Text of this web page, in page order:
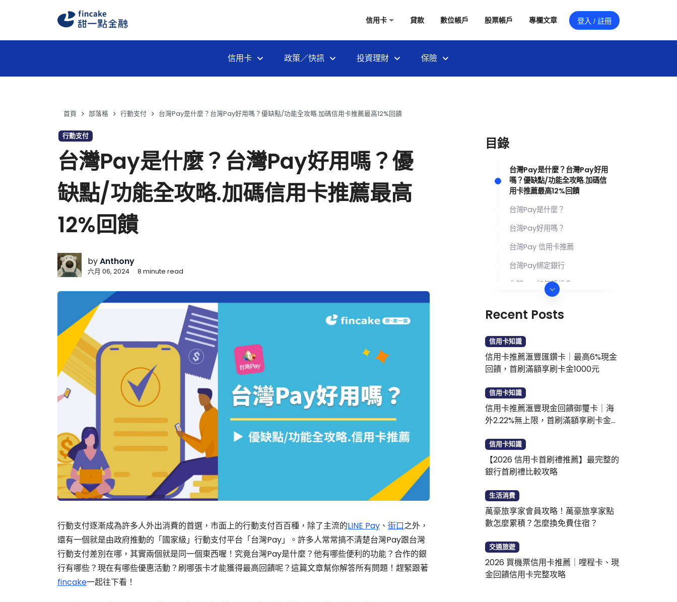
信用卡 貸款 數位帳戶 股票帳戶 專欄文章 登入 / 註冊
信用卡 政策／快訊 投資理財 保險
首頁 部落格 行動支付 台灣Pay是什麼？台灣Pay好用嗎？優缺點/功能全攻略.加碼信用卡推薦最高12%回饋
行動支付
台灣Pay是什麼？台灣Pay好用嗎？優
缺點/功能全攻略.加碼信用卡推薦最高
12%回饋
byAnthony
六月 06, 2024 8 minute read
行動支付逐漸成為許多人外出消費的首選，市面上的行動支付百百種，除了主流的LINE Pay 、 街口之外，
還有一個就是由政府推動的「國家級」行動支付平台「台灣Pay」。許多人常常搞不清楚台灣Pay跟台灣
行動支付差別在哪，其實兩個就是同一個東西喔！究竟台灣Pay是什麼？他有哪些便利的功能？合作的銀
行有哪些？現在有哪些優惠活動？刷哪張卡才能獲得最高回饋呢？這篇文章幫你解答所有問題！趕緊跟著
fincake一起往下看！
目錄
台灣Pay是什麼？台灣Pay好用
嗎？優缺點/功能全攻略.加碼信
用卡推薦最高12%回饋
台灣Pay是什麼？
台灣Pay好用嗎？
台灣Pay 信用卡推薦
台灣Pay綁定銀行
台灣Pay如何轉帳？
誰適合使用台灣Pay？
台灣Pay好用嗎常見問題Q&A
Recent Posts
信用卡知識
信用卡推薦滙豐匯鑽卡｜最高6%現金
回饋，首刷滿額享刷卡金1000元
信用卡知識
信用卡推薦滙豐現金回饋御璽卡｜海
外2.22%無上限，首刷滿額享刷卡金
信用卡知識
【2026 信用卡首刷禮推薦】最完整的
銀行首刷禮比較攻略
生活消費
萬豪旅享家會員攻略！萬豪旅享家點
數怎麼累積？怎麼換免費住宿？
交通旅遊
2026 買機票信用卡推薦｜哩程卡、現
金回饋信用卡完整攻略